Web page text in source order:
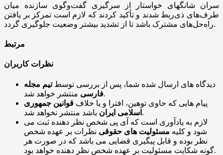
سران شانگهای خواستار از سرگیری گفت‌وگوی سازنده میان
طرف‌های ذی‌ربط شدند و تأکید کردند که لازم است تمرکز بر یافتن
راه‌حل‌های مشترک باشد تا از تشدید بیشتر وضعیت جلوگیری گردد.
مرتبط
نظرات کاربران
دیدگاه های ارسال شده شما، پس از بررسی توسطتیم مجله
فارسیمنتشر خواهد شد.
پیام هایی که حاوی توهین، افترا و یا خلاف قوانین جمهوری
اسلامی ایران باشد منتشر نخواهد شد.
لازم به یادآوری است که آی پی شخص نظر دهنده ثبت می
شود و کلیه مسئولیت های حقوقی نظرات بر عهده شخص
نظر بوده و قابل پیگیری قضایی می باشد که در صورت هر
گونه شکایت مسئولیت بر عهده شخص نظر دهنده خواهد بود.